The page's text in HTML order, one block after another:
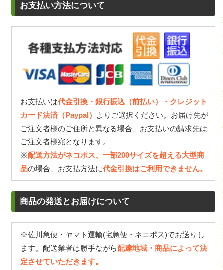
お支払い方法について
お支払いは代金引換・銀行振込（前払い）・クレジット
カード決済（Paypal）
よりご選択ください。お届け先が
ご注文者様のご住所と異なる場合、お支払いの請求先は
ご注文者様宛となります。
※配送方法がネコポス、一部200サイズを超える大型商
品の場合、お支払方法に代金引換はご利用できません。
商品の発送とお届けについて
※佐川急便・ヤマト運輸(宅急便・ネコポス)でお送りし
ます。配送業者は勝手ながら配達地域・商品によって決
定させていただきます。